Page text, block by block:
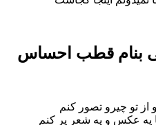
بنام قطب احساس
تو چیرو تصور کنم
یه عکس و یه شعر پر کنم